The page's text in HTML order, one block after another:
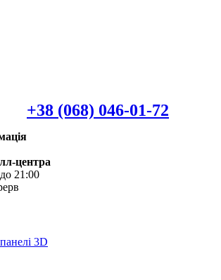
+38 (068) 046-01-72
центра
21:00
3D